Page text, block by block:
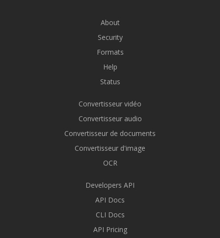
About
Security
Formats
Help
Status
Convertisseur vidéo
Convertisseur audio
Convertisseur de documents
Convertisseur d'image
OCR
Developers API
API Docs
CLI Docs
API Pricing